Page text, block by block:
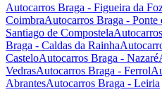
Autocarros Braga - Figueira da
CoimbraAutocarros Braga - Ponte
Santiago de Compostela
Braga - Caldas da Rainha
CasteloAutocarros Braga - Nazaré
VedrasAutocarros Braga - Ferrol
AbrantesAutocarros Braga - Leiria